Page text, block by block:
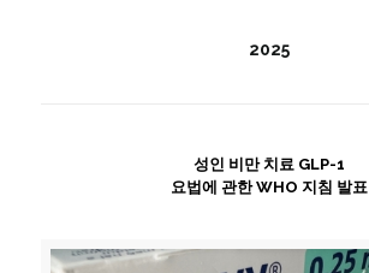
2025
성인 비만 치료 GLP-1
요법에 관한 WHO 지침 발표